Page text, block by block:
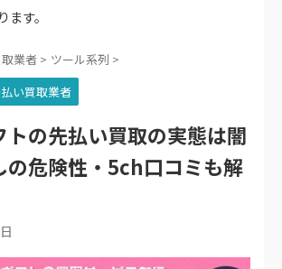
す。
業者 > ツール系列 >
い買取業者
トの先払い買取の実態は闇
の危険性・5ch口コミも解